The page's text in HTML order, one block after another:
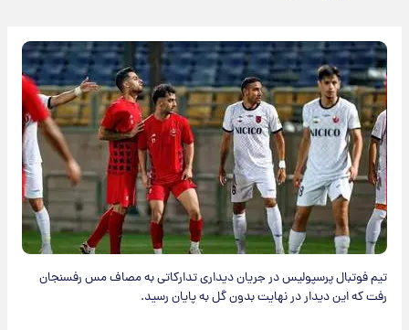
تیم فوتبال پرسپولیس در جریان دیداری تدارکاتی به مصاف مس رفسنجان
رفت که این دیدار در نهایت بدون گل به پایان رسید.